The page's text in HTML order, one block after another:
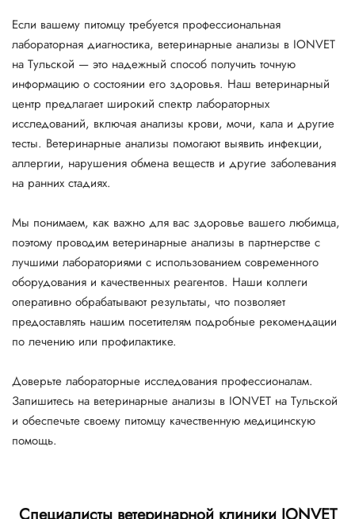
Если вашему питомцу требуется профессиональная
лабораторная диагностика, ветеринарные анализы в IONVET
на Тульской — это надежный способ получить точную
информацию о состоянии его здоровья. Наш ветеринарный
центр предлагает широкий спектр лабораторных
исследований, включая анализы крови, мочи, кала и другие
тесты. Ветеринарные анализы помогают выявить инфекции,
аллергии, нарушения обмена веществ и другие заболевания
на ранних стадиях.
Мы понимаем, как важно для вас здоровье вашего любимца,
поэтому проводим ветеринарные анализы в партнерстве с
лучшими лабораториями с использованием современного
оборудования и качественных реагентов. Наши коллеги
оперативно обрабатывают результаты, что позволяет
предоставлять нашим посетителям подробные рекомендации
по лечению или профилактике.
Доверьте лабораторные исследования профессионалам.
Запишитесь на ветеринарные анализы в IONVET на Тульской
и обеспечьте своему питомцу качественную медицинскую
помощь.